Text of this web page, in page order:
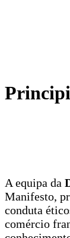
A equipa da
Manifesto,
conduta
comércio